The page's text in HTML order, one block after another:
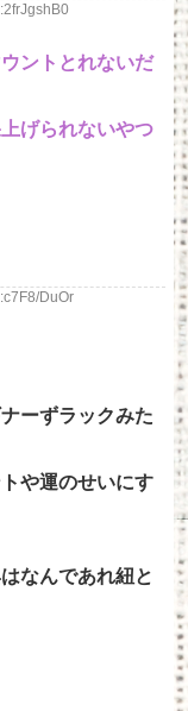
ントとれないだ
げられないやつ
DuOr
ーずラックみた
や運のせいにす
なんであれ紐と